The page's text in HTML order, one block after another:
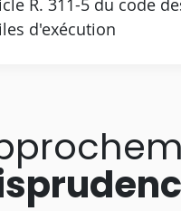
R. 311-5 du code
d'exécution